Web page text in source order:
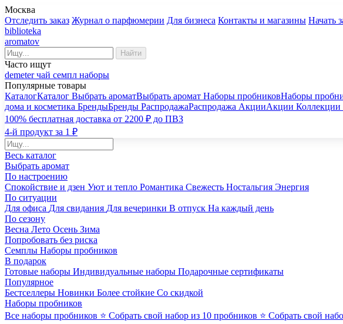
Москва
Отследить заказ Журнал о парфюмерии Для бизнеса Контакты и магазины Начать
biblioteka
aromatov
Найти
Часто ищут
demeterчай семпл наборы
Популярные товары
КаталогКаталог Выбрать ароматВыбрать аромат Наборы пробниковНаборы
дома и косметика БрендыБренды РаспродажаРаспродажа АкцииАкции Коллекции
100% бесплатная доставка от 2200 ₽ до ПВЗ
4-й продукт за 1 ₽
Весь каталог
Выбрать аромат
По настроению
Спокойствие и дзен Уют и тепло Романтика Свежесть Ностальгия Энергия
По ситуации
Для офиса Для свидания Для вечеринки В отпуск На каждый день
По сезону
Весна Лето Осень Зима
Попробовать без риска
Семплы Наборы пробников
В подарок
Готовые наборы Индивидуальные наборы Подарочные сертификаты
Популярное
Бестселлеры Новинки Более стойкие Со скидкой
Наборы пробников
Все наборы пробников ⭐ Собрать свой набор из 10 пробников ⭐ Собрать свой